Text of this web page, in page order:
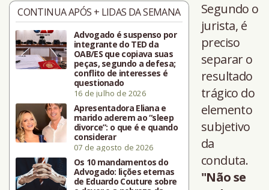
CONTINUA APÓS + LIDAS DA SEMANA
Advogado é suspenso por
integrante do TED da
OAB/ES que copiava suas
peças, segundo a defesa;
conflito de interesses é
questionado
16 de julho de 2026
Apresentadora Eliana e
marido aderem ao “sleep
divorce”: o que é e quando
considerar
07 de agosto de 2026
Os 10 mandamentos do
Advogado: lições eternas
de Eduardo Couture sobre
Segundo o
jurista, é
preciso
separar o
resultado
trágico do
elemento
subjetivo
da
conduta.
"Não se